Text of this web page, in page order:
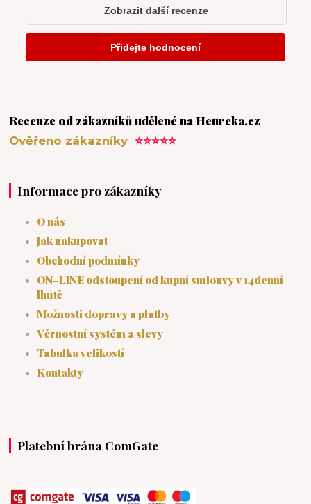
Recenze od zákazníků udělené na Heureka.cz
Ověřeno zákazníky⭐⭐⭐⭐⭐
Informace pro zákazníky
O nás
Jak nakupovat
Obchodní podmínky
ON-LINE odstoupení od kupní smlouvy v 14denní
lhůtě
Možnosti dopravy a platby
Věrnostní systém a slevy
Tabulka velikostí
Kontakty
Platební brána ComGate